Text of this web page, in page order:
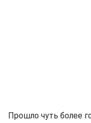
Прошло чуть более